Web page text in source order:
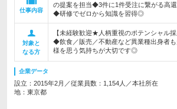
仕事内容
の提案を担当◆3件に1件受注に繋がる高
◆研修でゼロから知識を習得◎
対象と
なる方
【未経験歓迎★人柄重視のポテンシャル
◆飲食／販売／不動産など異業種出身者
様を思う気持ちが大切です◎
企業データ
設立：2015年2月／従業員数：1,154人／本社所在
地：東京都